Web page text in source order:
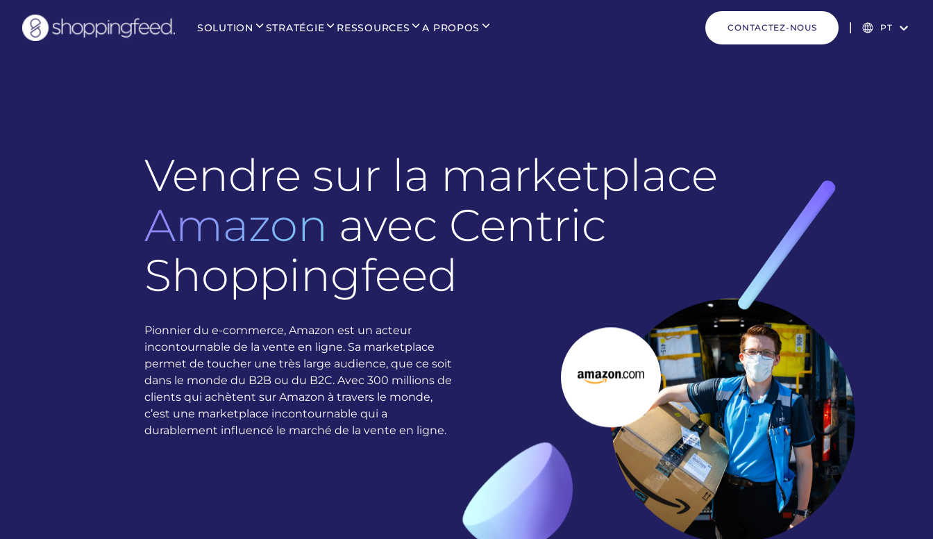
SOLUTION STRATÉGIE RESSOURCES A PROPOS CONTACTEZ-NOUS PT
Vendre sur la marketplace
Amazon avec Centric
Shoppingfeed
Pionnier du e-commerce, Amazon est un acteur
incontournable de la vente en ligne. Sa marketplace
permet de toucher une très large audience, que ce soit
dans le monde du B2B ou du B2C. Avec 300 millions de
clients qui achètent sur Amazon à travers le monde,
c’est une marketplace incontournable qui a
durablement influencé le marché de la vente en ligne.